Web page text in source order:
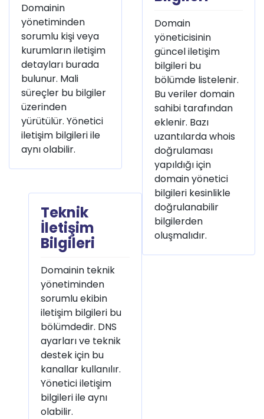
Domain
yöneticisinin
güncel iletişim
bilgileri bu
bölümde listelenir.
Bu veriler domain
sahibi tarafından
eklenir. Bazı
uzantılarda whois
doğrulaması
yapıldığı için
domain yönetici
bilgileri kesinlikle
doğrulanabilir
bilgilerden
oluşmalıdır.
Domainin
yönetiminden
sorumlu kişi veya
kurumların iletişim
detayları burada
bulunur. Mali
süreçler bu bilgiler
üzerinden
yürütülür. Yönetici
iletişim bilgileri ile
aynı olabilir.
Teknik
İletişim
Bilgileri
Domainin teknik
yönetiminden
sorumlu ekibin
iletişim bilgileri bu
bölümdedir. DNS
ayarları ve teknik
destek için bu
kanallar kullanılır.
Yönetici iletişim
bilgileri ile aynı
olabilir.